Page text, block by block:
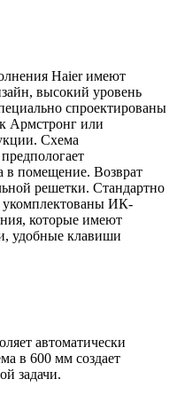
Haier имеют
высокий уровень
спроектированы
Армстронг или
Схема
в помещение. Возврат
решетки. Стандартно
укомплектованы ИК-
которые имеют
удобные клавиши
автоматически
в 600 мм создает
задачи.